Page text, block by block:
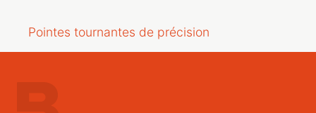
Pointes tournantes de précision